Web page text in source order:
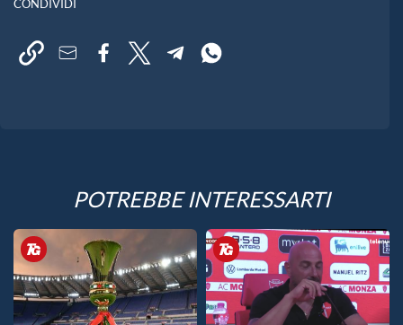
CONDIVIDI
POTREBBE INTERESSARTI